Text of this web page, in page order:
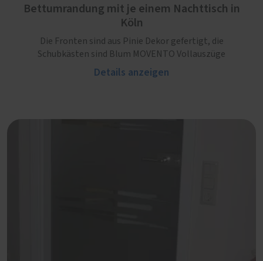
Bettumrandung mit je einem Nachttisch in
Köln
Die Fronten sind aus Pinie Dekor gefertigt, die
Schubkästen sind Blum MOVENTO Vollauszüge
Details anzeigen